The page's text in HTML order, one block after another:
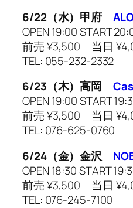
6/22（水）甲府
OPEN 19:00 START
前売 ¥3,500 当日
TEL: 055-232-2332
6/23（木）高岡
OPEN 19:00 START
前売 ¥3,500 当日
TEL: 076-625-0760
6/24（金）金沢
OPEN 18:30 START
前売 ¥3,500 当日
TEL: 076-245-7100